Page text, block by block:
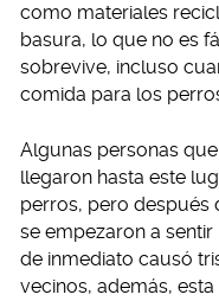
como materiales
basura, lo que no es
sobrevive, incluso
comida para los
Algunas personas
llegaron hasta este
perros, pero después
se empezaron a
de inmediato causó
vecinos, además,